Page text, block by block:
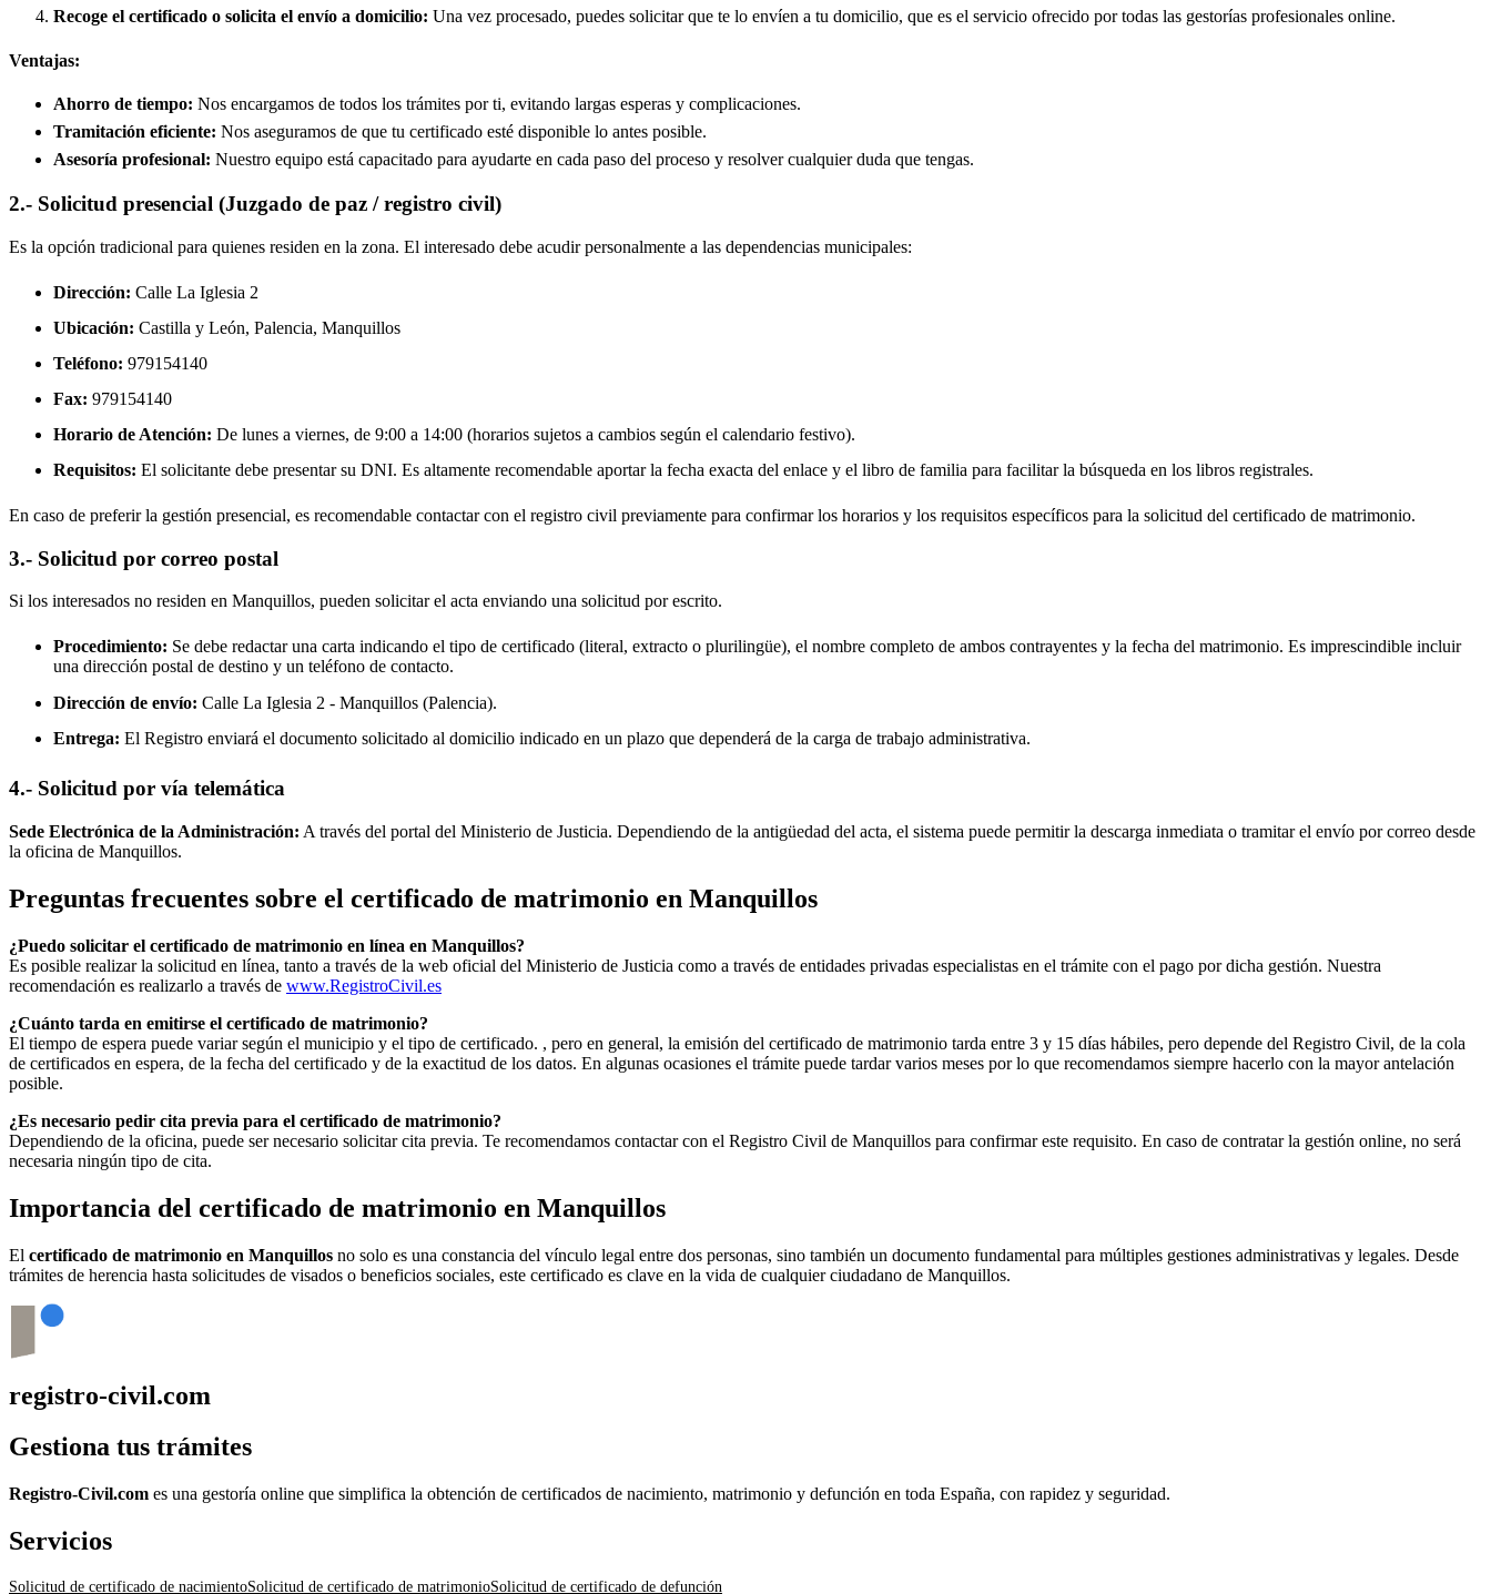
Recoge el certificado o solicita el envío a domicilio: Una vez procesado, puedes solicitar que te lo envíen a tu domicilio, que es el servicio ofrecido por todas las gestorías profesionales online.
Ventajas:
Ahorro de tiempo: Nos encargamos de todos los trámites por ti, evitando largas esperas y complicaciones.
Tramitación eficiente: Nos aseguramos de que tu certificado esté disponible lo antes posible.
Asesoría profesional: Nuestro equipo está capacitado para ayudarte en cada paso del proceso y resolver cualquier duda que tengas.
2.- Solicitud presencial (Juzgado de paz / registro civil)
Es la opción tradicional para quienes residen en la zona. El interesado debe acudir personalmente a las dependencias municipales:
Dirección: Calle La Iglesia 2
Ubicación: Castilla y León, Palencia, Manquillos
Teléfono: 979154140
Fax: 979154140
Horario de Atención: De lunes a viernes, de 9:00 a 14:00 (horarios sujetos a cambios según el calendario festivo).
Requisitos: El solicitante debe presentar su DNI. Es altamente recomendable aportar la fecha exacta del enlace y el libro de familia para facilitar la búsqueda en los libros registrales.
En caso de preferir la gestión presencial, es recomendable contactar con el registro civil previamente para confirmar los horarios y los requisitos específicos para la solicitud del certificado de matrimonio.
3.- Solicitud por correo postal
Si los interesados no residen en Manquillos, pueden solicitar el acta enviando una solicitud por escrito.
Procedimiento: Se debe redactar una carta indicando el tipo de certificado (literal, extracto o plurilingüe), el nombre completo de ambos contrayentes y la fecha del matrimonio. Es imprescindible incluir
una dirección postal de destino y un teléfono de contacto.
Dirección de envío: Calle La Iglesia 2 - Manquillos (Palencia).
Entrega: El Registro enviará el documento solicitado al domicilio indicado en un plazo que dependerá de la carga de trabajo administrativa.
4.- Solicitud por vía telemática
Sede Electrónica de la Administración: A través del portal del Ministerio de Justicia. Dependiendo de la antigüedad del acta, el sistema puede permitir la descarga inmediata o tramitar el envío por correo desde
la oficina de Manquillos.
Preguntas frecuentes sobre el certificado de matrimonio en Manquillos
¿Puedo solicitar el certificado de matrimonio en línea en Manquillos?
Es posible realizar la solicitud en línea, tanto a través de la web oficial del Ministerio de Justicia como a través de entidades privadas especialistas en el trámite con el pago por dicha gestión. Nuestra
recomendación es realizarlo a través de www.RegistroCivil.es
¿Cuánto tarda en emitirse el certificado de matrimonio?
El tiempo de espera puede variar según el municipio y el tipo de certificado. , pero en general, la emisión del certificado de matrimonio tarda entre 3 y 15 días hábiles, pero depende del Registro Civil, de la cola
de certificados en espera, de la fecha del certificado y de la exactitud de los datos. En algunas ocasiones el trámite puede tardar varios meses por lo que recomendamos siempre hacerlo con la mayor antelación
posible.
¿Es necesario pedir cita previa para el certificado de matrimonio?
Dependiendo de la oficina, puede ser necesario solicitar cita previa. Te recomendamos contactar con el Registro Civil de Manquillos para confirmar este requisito. En caso de contratar la gestión online, no será
necesaria ningún tipo de cita.
Importancia del certificado de matrimonio en Manquillos
El certificado de matrimonio en Manquillos no solo es una constancia del vínculo legal entre dos personas, sino también un documento fundamental para múltiples gestiones administrativas y legales. Desde
trámites de herencia hasta solicitudes de visados o beneficios sociales, este certificado es clave en la vida de cualquier ciudadano de Manquillos.
registro-civil.com
Gestiona tus trámites
Registro-Civil.com es una gestoría online que simplifica la obtención de certificados de nacimiento, matrimonio y defunción en toda España, con rapidez y seguridad.
Servicios
Solicitud de certificado de nacimientoSolicitud de certificado de matrimonioSolicitud de certificado de defunción